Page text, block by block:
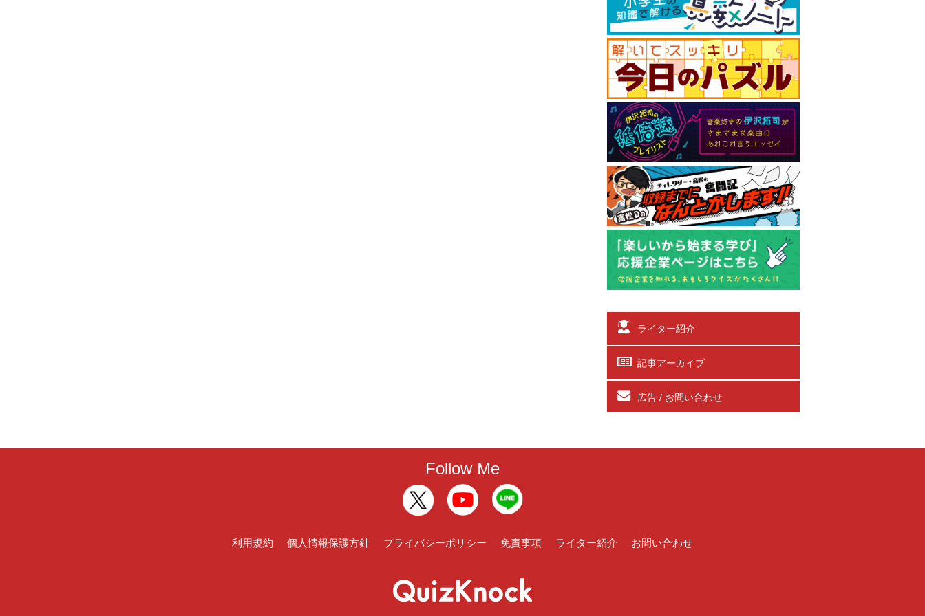
ライター紹介
記事アーカイブ
広告 / お問い合わせ
Follow Me
利用規約 個人情報保護方針 プライバシーポリシー 免責事項 ライター紹介 お問い合わせ